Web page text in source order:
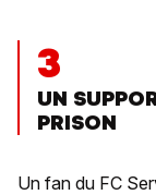
3
UN
PRISON
Un fan du FC